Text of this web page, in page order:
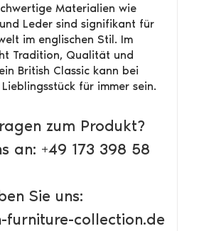
Materialien wie
Leder sind signifikant für
im englischen Stil. Im
Tradition, Qualität und
British Classic kann bei
für immer sein.
zum Produkt?
an: +49 173 398 58
Sie uns:
furniture-collection.de